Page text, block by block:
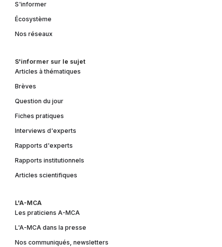
S'informer
Écosystème
Nos réseaux
S'informer sur le sujet
Articles à thématiques
Brèves
Question du jour
Fiches pratiques
Interviews d'experts
Rapports d'experts
Rapports institutionnels
Articles scientifiques
L'A-MCA
Les praticiens A-MCA
L'A-MCA dans la presse
Nos communiqués, newsletters